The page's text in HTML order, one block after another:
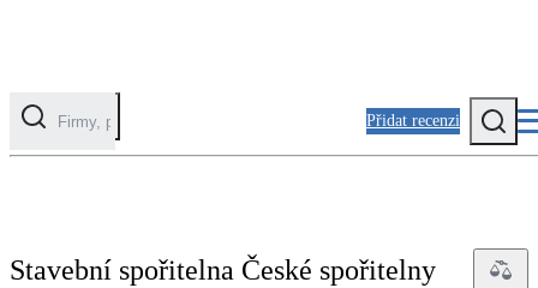
Přidat recenzi
Solární ohřev vody
Stavební spořitelna České spořitelny